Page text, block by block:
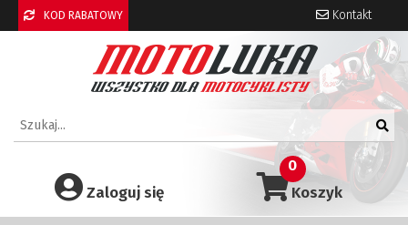
KOD RABATOWY Kontakt
Koszyk
0
Zaloguj się